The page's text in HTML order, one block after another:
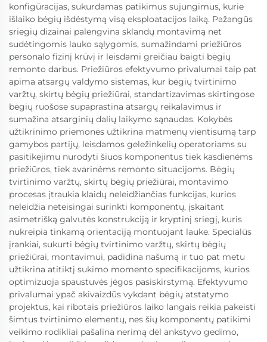
konfigūracijas, sukurdamas patikimus sujungimus, kurie
išlaiko bėgių išdėstymą visą eksploatacijos laiką. Pažangūs
sriegių dizainai palengvina sklandų montavimą net
sudėtingomis lauko sąlygomis, sumažindami priežiūros
personalo fizinį krūvį ir leisdami greičiau baigti bėgių
remonto darbus. Priežiūros efektyvumo privalumai taip pat
apima atsargų valdymo sistemas, kur bėgių tvirtinimo
varžtų, skirtų bėgių priežiūrai, standartizavimas skirtingose
bėgių ruošose supaprastina atsargų reikalavimus ir
sumažina atsarginių dalių laikymo sąnaudas. Kokybės
užtikrinimo priemonės užtikrina matmenų vientisumą tarp
gamybos partijų, leisdamos geležinkelių operatoriams su
pasitikėjimu nurodyti šiuos komponentus tiek kasdienėms
priežiūros, tiek avarinėms remonto situacijoms. Bėgių
tvirtinimo varžtų, skirtų bėgių priežiūrai, montavimo
procesas įtraukia klaidų neleidžiančias funkcijas, kurios
neleidžia neteisingai surinkti komponentų, įskaitant
asimetrišką galvutės konstrukciją ir kryptinį sriegį, kuris
nukreipia tinkamą orientaciją montuojant lauke. Specialūs
įrankiai, sukurti bėgių tvirtinimo varžtų, skirtų bėgių
priežiūrai, montavimui, padidina našumą ir tuo pat metu
užtikrina atitiktį sukimo momento specifikacijoms, kurios
optimizuoja spaustuvės jėgos pasiskirstymą. Efektyvumo
privalumai ypač akivaizdūs vykdant bėgių atstatymo
projektus, kai ribotais priežiūros laiko langais reikia pakeisti
šimtus tvirtinimo elementų, nes šių komponentų patikimi
veikimo rodikliai pašalina nerimą dėl ankstyvo gedimo,